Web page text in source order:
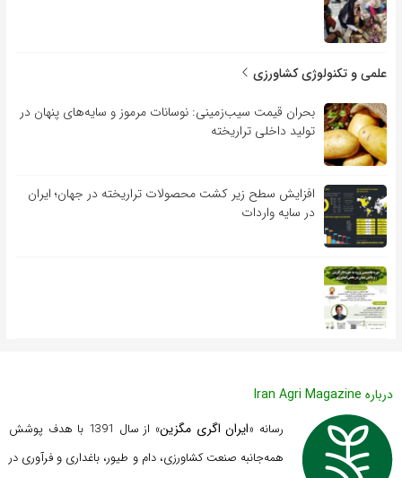
علمی و تکنولوژی کشاورزی
بحران قیمت سیب‌زمینی: نوسانات مرموز و سایه‌های پنهان در
تولید داخلی تراریخته
افزایش سطح زیر کشت محصولات تراریخته در جهان؛ ایران
در سایه واردات
درباره Iran Agri Magazine
رسانه «ایران اگری مگزین
» از سال 1391 با هدف پوشش
همه‌جانبه صنعت کشاورزی، دام و طیور، باغداری و فرآوری در